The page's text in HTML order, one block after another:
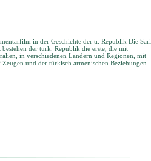
in der Geschichte der tr. Republik Die Sari
der türk. Republik die erste, die mit
in verschiedenen Ländern und Regionen, mit
Zeugen und der türkisch armenischen Beziehungen